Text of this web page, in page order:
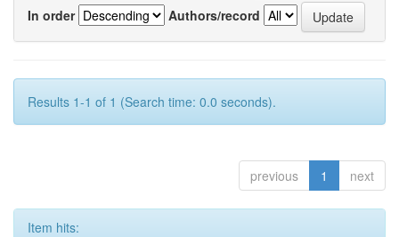
In order
Authors/record
Results 1-1 of 1 (Search time: 0.0 seconds).
previous 1 next
Item hits: